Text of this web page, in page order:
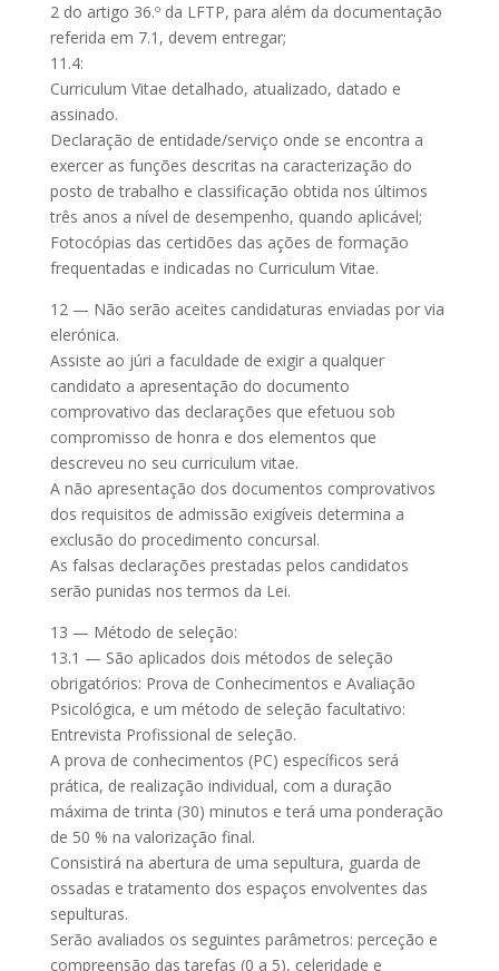
2 do artigo 36.º da LFTP, para além da documentação
referida em 7.1, devem entregar;
11.4:
Curriculum Vitae detalhado, atualizado, datado e
assinado.
Declaração de entidade/serviço onde se encontra a
exercer as funções descritas na caracterização do
posto de trabalho e classificação obtida nos últimos
três anos a nível de desempenho, quando aplicável;
Fotocópias das certidões das ações de formação
frequentadas e indicadas no Curriculum Vitae.
12 — Não serão aceites candidaturas enviadas por via
elerónica.
Assiste ao júri a faculdade de exigir a qualquer
candidato a apresentação do documento
comprovativo das declarações que efetuou sob
compromisso de honra e dos elementos que
descreveu no seu curriculum vitae.
A não apresentação dos documentos comprovativos
dos requisitos de admissão exigíveis determina a
exclusão do procedimento concursal.
As falsas declarações prestadas pelos candidatos
serão punidas nos termos da Lei.
13 — Método de seleção:
13.1 — São aplicados dois métodos de seleção
obrigatórios: Prova de Conhecimentos e Avaliação
Psicológica, e um método de seleção facultativo:
Entrevista Profissional de seleção.
A prova de conhecimentos (PC) específicos será
prática, de realização individual, com a duração
máxima de trinta (30) minutos e terá uma ponderação
de 50 % na valorização final.
Consistirá na abertura de uma sepultura, guarda de
ossadas e tratamento dos espaços envolventes das
sepulturas.
Serão avaliados os seguintes parâmetros: perceção e
compreensão das tarefas (0 a 5), celeridade e